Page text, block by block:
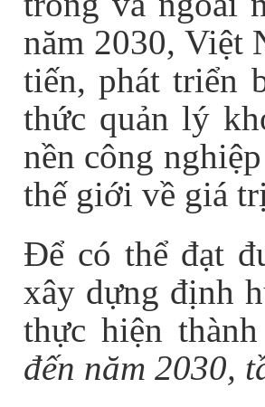
năm 2030, Việt
tiến, phát triển
thức quản lý
nền công
thế giới về giá
Để có thể đạt
xây dựng định
thực hiện
đến năm 2030,